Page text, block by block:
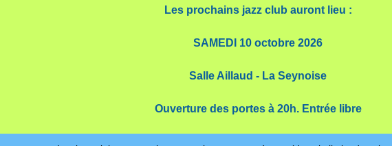
Les prochains jazz club auront lieu :
SAMEDI 10 octobre 2026
Salle Aillaud - La Seynoise
Ouverture des portes à 20h. Entrée libre